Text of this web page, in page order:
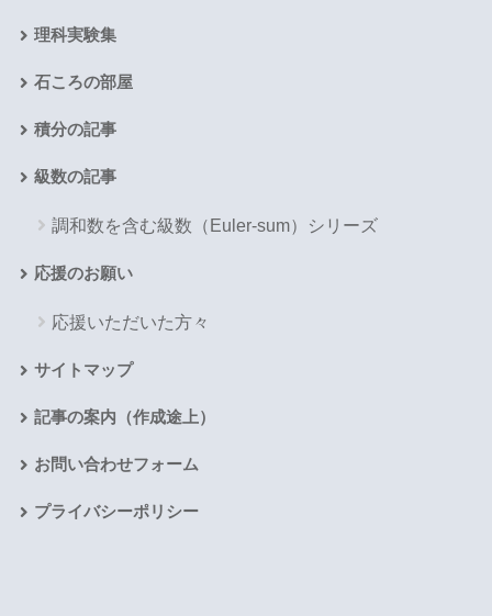
理科実験集
石ころの部屋
積分の記事
級数の記事
調和数を含む級数（Euler-sum）シリーズ
応援のお願い
応援いただいた方々
サイトマップ
記事の案内（作成途上）
お問い合わせフォーム
プライバシーポリシー